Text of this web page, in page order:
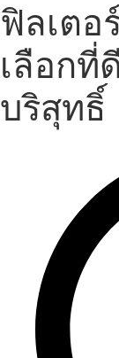
ฟิลเตอ
เลือกที่
บริสุทธิ์